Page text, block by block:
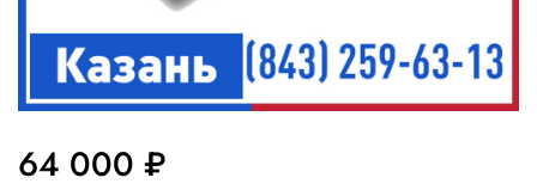
64 000 ₽